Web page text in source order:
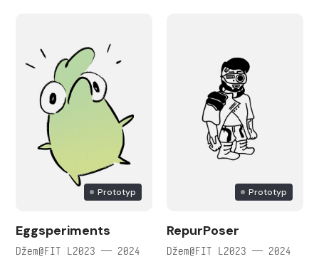
Prototyp
Eggsperiments
Džem@FIT L2023 — 2024
Prototyp
RepurPoser
Džem@FIT L2023 — 2024